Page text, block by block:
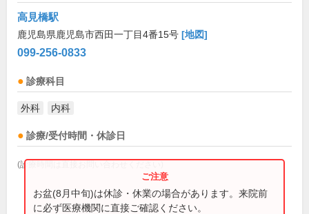
高見橋駅
鹿児島県鹿児島市西田一丁目4番15号 [地図]
099-256-0833
診療科目
外科 内科
診療/受付時間・休診日
(診療時間は直接お問い合わせください)
お盆(8月中旬)は休診・休業の場合があります。来院前
に必ず医療機関に直接ご確認ください。